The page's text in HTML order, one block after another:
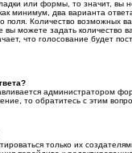
или формы, то значит, вы
минимум, два варианта
поля. Количество возможных
можете задать количество
что голосование будет
администратором
то обратитесь с этим
только их